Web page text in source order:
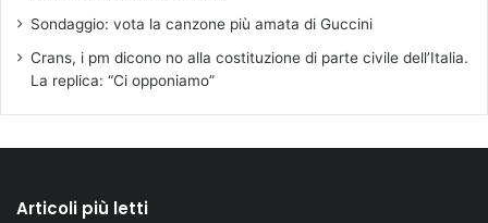
Sondaggio: vota la canzone più amata di Guccini
Crans, i pm dicono no alla costituzione di parte civile dell’Italia.
La replica: “Ci opponiamo”
Articoli più letti